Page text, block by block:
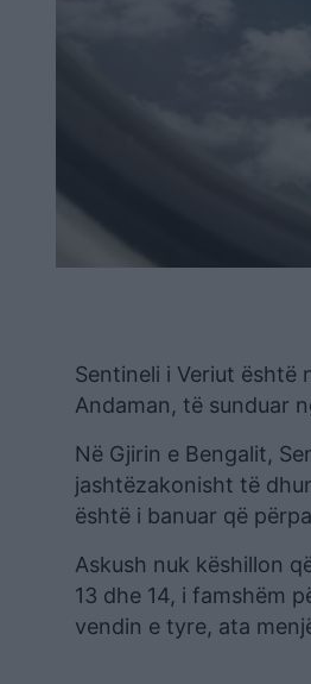
Sentineli i Veriut është
Andaman, të sunduar
Në Gjirin e Bengalit,
jashtëzakonisht të
është i banuar që
Askush nuk këshillon
13 dhe 14, i famshëm
vendin e tyre, ata